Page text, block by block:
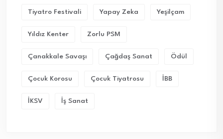
Tiyatro Festivali Yapay Zeka Yeşilçam
Yıldız Kenter Zorlu PSM
Çanakkale Savaşı Çağdaş Sanat Ödül
Çocuk Korosu Çocuk Tiyatrosu İBB
İKSV İş Sanat